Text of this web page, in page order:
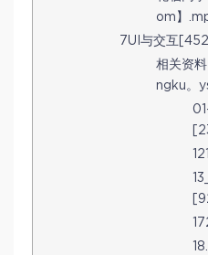
om】
7UI与交互
相关资
ngku。